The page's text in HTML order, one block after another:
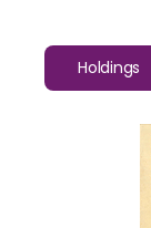
Holdings